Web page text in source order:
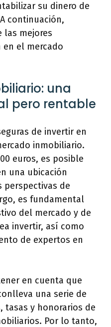
su dinero de
continuación,
las mejores
el mercado
una
pero rentable
de invertir en
inmobiliario.
euros, es posible
una ubicación
perspectivas de
es fundamental
del mercado y de
invertir, así como
de expertos en
en cuenta que
una serie de
tasas y honorarios de
Por lo tanto,